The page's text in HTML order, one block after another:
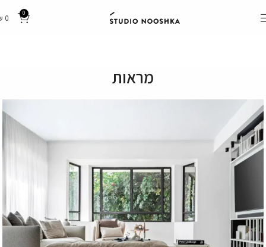
0
0
מראות